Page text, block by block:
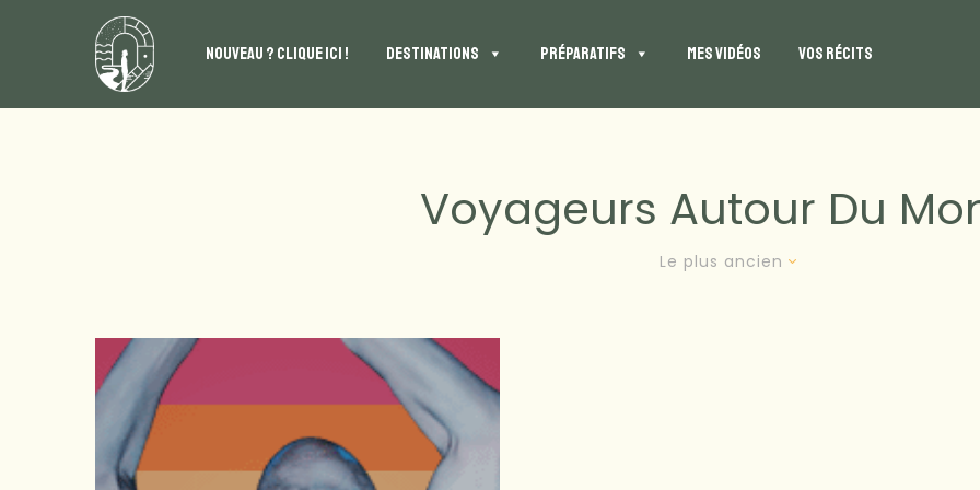
NOUVEAU ? CLIQUE ICI ! DESTINATIONS PRÉPARATIFS MES VIDÉOS VOS RÉCITS
Voyageurs Autour Du
Le plus ancien